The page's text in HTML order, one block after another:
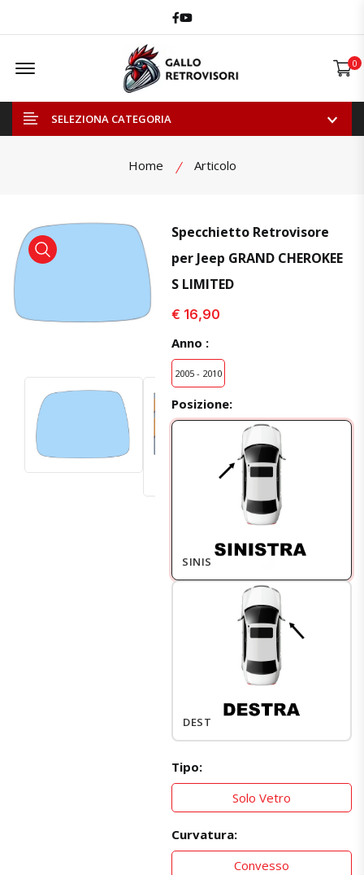
Facebook
Youtube
Offcanvas Menu Open 0
SELEZIONA CATEGORIA
Home Articolo
visualizza prodotto visualizza prodotto
Specchietto Retrovisore
per Jeep GRAND CHEROKEE
S LIMITED
€ 16,90
Anno :
2005 - 2010
Posizione:
SINISTRO
DESTRO
Tipo:
Solo Vetro
Curvatura:
Convesso